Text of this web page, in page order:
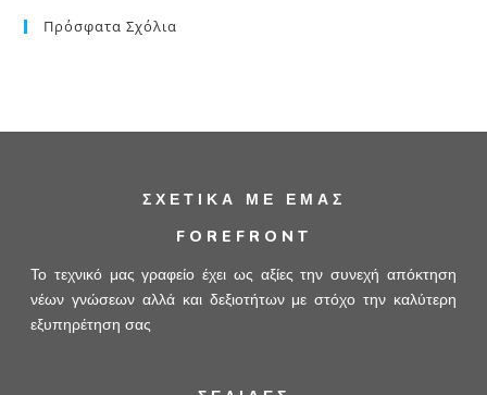
Πρόσφατα Σχόλια
ΣΧΕΤΙΚΆ ΜΕ ΕΜΆΣ
FOREFRONT
Το τεχνικό μας γραφείο έχει ως αξίες την συνεχή απόκτηση
νέων γνώσεων αλλά και δεξιοτήτων με στόχο την καλύτερη
εξυπηρέτηση σας